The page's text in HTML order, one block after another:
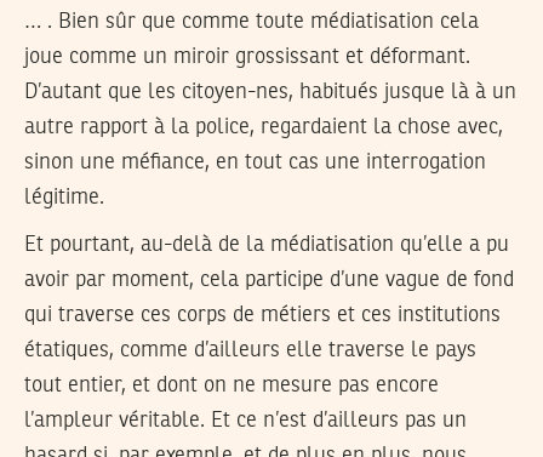
… . Bien sûr que comme toute médiatisation cela
joue comme un miroir grossissant et déformant.
D’autant que les citoyen-nes, habitués jusque là à un
autre rapport à la police, regardaient la chose avec,
sinon une méfiance, en tout cas une interrogation
légitime.
Et pourtant, au-delà de la médiatisation qu’elle a pu
avoir par moment, cela participe d’une vague de fond
qui traverse ces corps de métiers et ces institutions
étatiques, comme d’ailleurs elle traverse le pays
tout entier, et dont on ne mesure pas encore
l’ampleur véritable. Et ce n’est d’ailleurs pas un